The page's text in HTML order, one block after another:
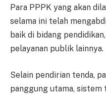
Para PPPK yang akan
selama ini telah
baik di bidang
pelayanan publik lainnya.
Selain pendirian tenda,
panggung utama,